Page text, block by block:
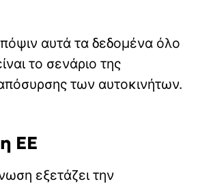
αυτά τα δεδομένα όλο
το σενάριο της
των αυτοκινήτων.
η ΕΕ
εξετάζει την